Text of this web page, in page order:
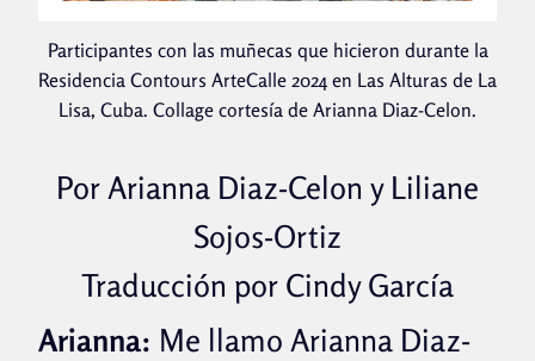
Participantes con las muñecas que hicieron durante la
Residencia Contours ArteCalle 2024 en Las Alturas de La
Lisa, Cuba. Collage cortesía de Arianna Diaz-Celon.
Por Arianna Diaz-Celon y Liliane
Sojos-Ortiz
Traducción por Cindy García
Arianna: Me llamo Arianna Diaz-